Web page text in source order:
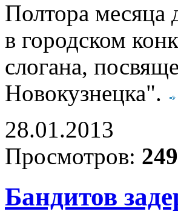
Полтора месяца
в городском
слогана,
Новокузнецка".
28.01.2013
Просмотров:
Бандитов